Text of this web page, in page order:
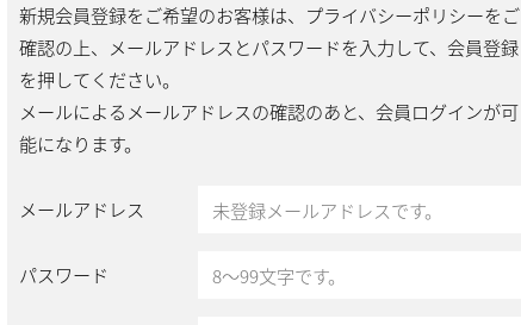
新規会員登録をご希望のお客様は、プライバシーポリシーをご
確認の上、メールアドレスとパスワードを入力して、会員登録
を押してください。
メールによるメールアドレスの確認のあと、会員ログインが可
能になります。
メールアドレス
パスワード